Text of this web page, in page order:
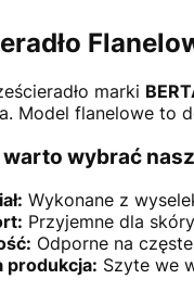
marki
Model flanelowe to
wybrać
Wykonane z
Przyjemne dla
Odporne na
produkcja: Szyte we